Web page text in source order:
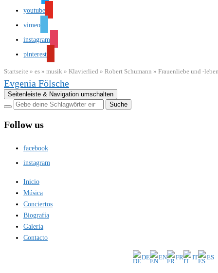
youtube
vimeo
instagram
pinterest
Startseite » es » musik » Klavierlied » Robert Schumann » Frauenliebe und -
Evgenia Fölsche
Seitenleiste & Navigation umschalten
Follow us
facebook
instagram
Inicio
Música
Conciertos
Biografía
Galería
Contacto
DE EN FR IT ES